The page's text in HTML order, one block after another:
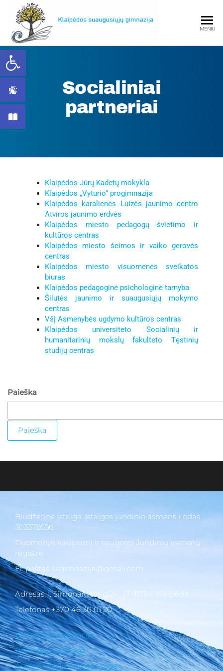
Open toolbar
gimnazija
MENIU
Socialiniai
partneriai
Klaipėdos Jūrų Kadetų mokykla
Klaipėdos „Vyturio” progimnazija
Klaipėdos karalienės Luizės jaunimo centro
Atviros jaunimo erdvės
Klaipėdos miesto pedagogų švietimo ir
kultūros centras
Klaipėdos miesto šeimos ir vaiko gerovės
centras
Klaipėdos miesto visuomenės sveikatos
biuras
Klaipėdos pedagoginė psichologinė tarnyba
Šilutės jaunimo ir suaugusiųjų mokymo
centras
VšĮ Asmenybės ugdymo kultūros centras
Klaipėdos universiteto Socialinių ir
humanitarinių mokslų fakulteto Tęstinių
studijų centras
Paieška
Paieška
Biudžetinė įstaiga. Įstaigos juridinio asmens kodas
303378556
Duomenys kaupiami ir saugomi Juridinių asmenų
registre.
El. paštas ksgimnazija@gmail.com
Adresas: I. Simonaitytės g.24, LT 95134 Klaipėda
Telefonas +370 46 30 01 20
Korupcijos prevencija
Pranešėjų apsauga
Asmens duomenų apsauga